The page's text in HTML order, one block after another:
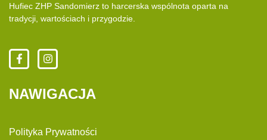
Hufiec ZHP Sandomierz to harcerska wspólnota oparta na
tradycji, wartościach i przygodzie.
NAWIGACJA
Polityka Prywatności